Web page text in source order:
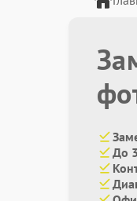
До